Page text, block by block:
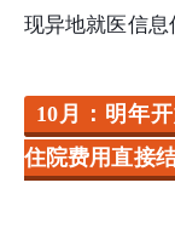
现异地就医信息
10月：明年
住院费用直接